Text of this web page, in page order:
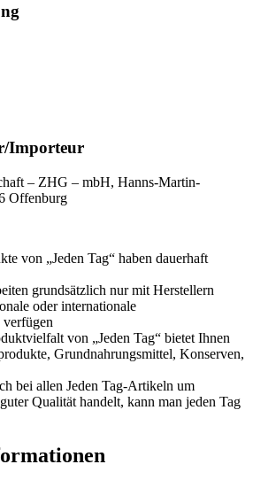
Importeur
– ZHG – mbH, Hanns-Martin-
Offenburg
von „Jeden Tag“ haben dauerhaft
grundsätzlich nur mit Herstellern
oder internationale
von „Jeden Tag“ bietet Ihnen
Grundnahrungsmittel, Konserven,
bei allen Jeden Tag-Artikeln um
Qualität handelt, kann man jeden Tag